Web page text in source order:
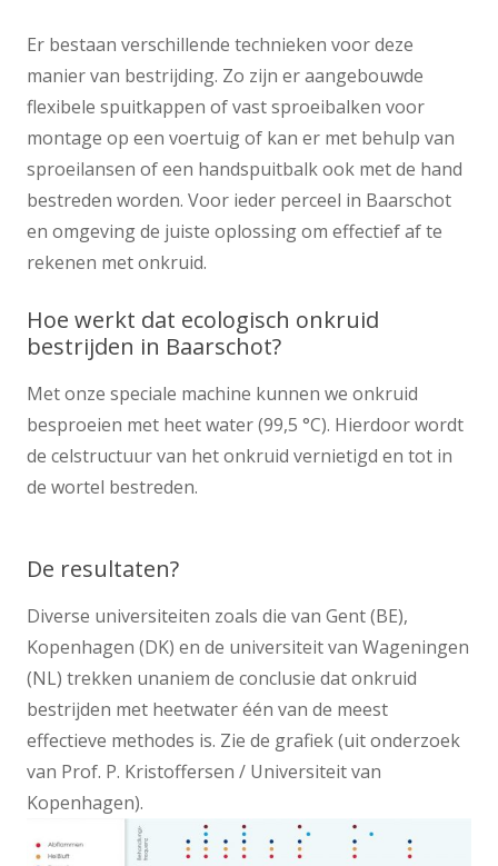
Er bestaan verschillende technieken voor deze
manier van bestrijding. Zo zijn er aangebouwde
flexibele spuitkappen of vast sproeibalken voor
montage op een voertuig of kan er met behulp van
sproeilansen of een handspuitbalk ook met de hand
bestreden worden. Voor ieder perceel in Baarschot
en omgeving de juiste oplossing om effectief af te
rekenen met onkruid.
Hoe werkt dat ecologisch onkruid
bestrijden in Baarschot?
Met onze speciale machine kunnen we onkruid
besproeien met heet water (99,5 °C). Hierdoor wordt
de celstructuur van het onkruid vernietigd en tot in
de wortel bestreden.
De resultaten?
Diverse universiteiten zoals die van Gent (BE),
Kopenhagen (DK) en de universiteit van Wageningen
(NL) trekken unaniem de conclusie dat onkruid
bestrijden met heetwater één van de meest
effectieve methodes is. Zie de grafiek (uit onderzoek
van Prof. P. Kristoffersen / Universiteit van
Kopenhagen).